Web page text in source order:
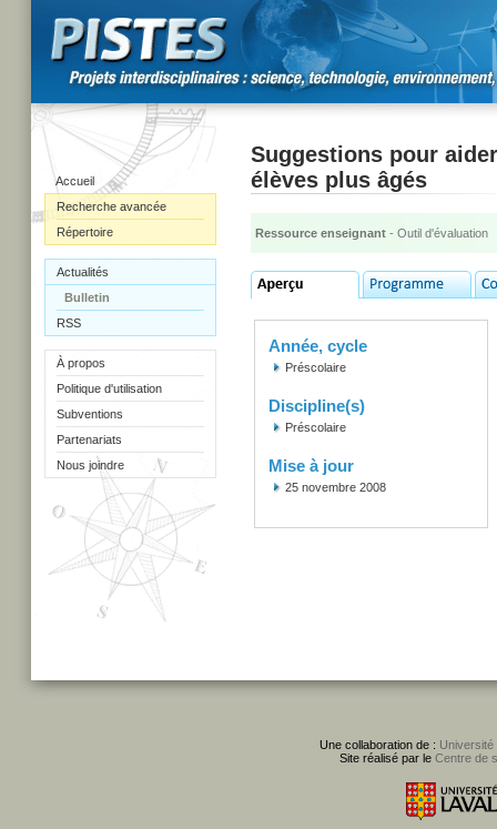
Accueil
Recherche avancée
Répertoire
Actualités
Bulletin
RSS
À propos
Politique d'utilisation
Subventions
Partenariats
Nous joindre
Suggestions pour
élèves plus âgés
Ressource enseignant - Outil d'évaluation
Année, cycle
Préscolaire
Discipline(s)
Préscolaire
Mise à jour
25 novembre 2008
Une collaboration de : Université
Site réalisé par le Centre de